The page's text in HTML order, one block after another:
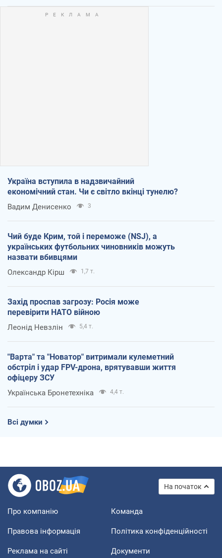
Україна вступила в надзвичайний
економічний стан. Чи є світло вкінці тунелю?
Вадим Денисенко 3
Чий буде Крим, той і переможе (NSJ), а
українських футбольних чиновників можуть
назвати вбивцями
Олександр Кірш 1,7 т.
Захід проспав загрозу: Росія може
перевірити НАТО війною
Леонід Невзлін 5,4 т.
"Варта" та "Новатор" витримали кулеметний
обстріл і удар FPV-дрона, врятувавши життя
офіцеру ЗСУ
Українська Бронетехніка 4,4 т.
Всі думки
На початок
Про компанію Команда
Правова інформація Політика конфіденційності
Реклама на сайті Документи